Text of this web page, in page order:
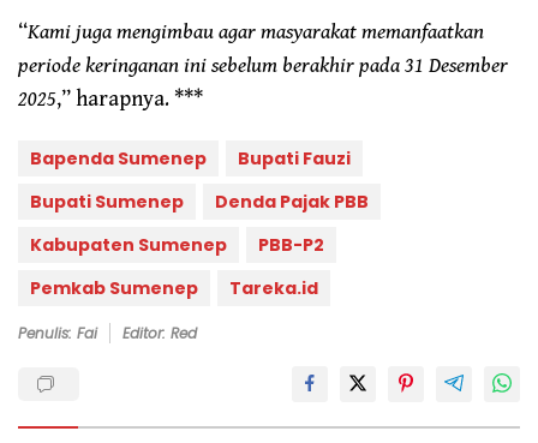
“Kami juga mengimbau agar masyarakat memanfaatkan
periode keringanan ini sebelum berakhir pada 31 Desember
2025,” harapnya. ***
Bapenda Sumenep
Bupati Fauzi
Bupati Sumenep
Denda Pajak PBB
Kabupaten Sumenep
PBB-P2
Pemkab Sumenep
Tareka.id
Penulis: Fai Editor: Red